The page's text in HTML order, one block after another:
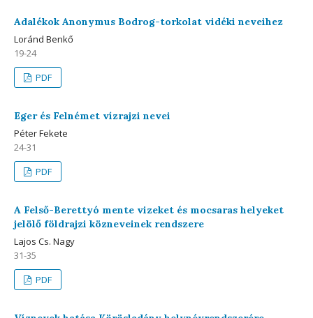
Adalékok Anonymus Bodrog-torkolat vidéki neveihez
Loránd Benkő
19-24
PDF
Eger és Felnémet vízrajzi nevei
Péter Fekete
24-31
PDF
A Felső-Berettyó mente vizeket és mocsaras helyeket
jelölő földrajzi közneveinek rendszere
Lajos Cs. Nagy
31-35
PDF